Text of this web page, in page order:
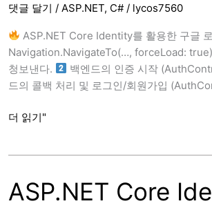
댓글 달기 / ASP.NET, C#/ lycos7560
ASP.NET Core Identity를 활용한 구글
Navigation.NavigateTo(…, forceLoad:
청보낸다.
백엔드의 인증 시작
드의 콜백 처리 및 로그인/회원가입
ASP.NET
활
용
더 읽기"
ASP.NET Core